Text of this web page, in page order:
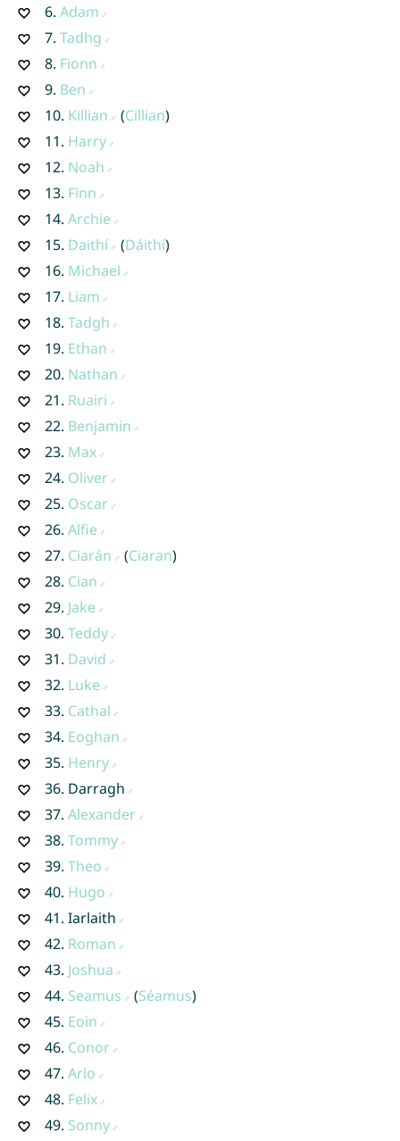
6. Adam
7. Tadhg
8. Fionn
9. Ben
10. Killian (Cillian)
11. Harry
12. Noah
13. Finn
14. Archie
15. Daithí (Dáithí)
16. Michael
17. Liam
18. Tadgh
19. Ethan
20. Nathan
21. Ruairi
22. Benjamin
23. Max
24. Oliver
25. Oscar
26. Alfie
27. Ciarán (Ciaran)
28. Cian
29. Jake
30. Teddy
31. David
32. Luke
33. Cathal
34. Eoghan
35. Henry
36. Darragh
37. Alexander
38. Tommy
39. Theo
40. Hugo
41. Iarlaith
42. Roman
43. Joshua
44. Seamus (Séamus)
45. Eoin
46. Conor
47. Arlo
48. Felix
49. Sonny